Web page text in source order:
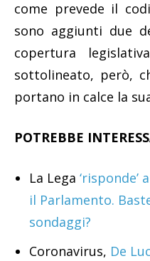
come prevede il
sono aggiunti due
copertura
sottolineato, però,
portano in calce la
POTREBBE
La Lega ‘risponde’
il Parlamento.
sondaggi?
Coronavirus, De